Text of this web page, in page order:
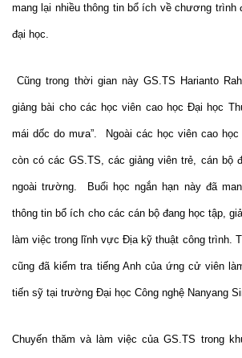
mang lại nhiều thông tin bổ ích về chương trình
đại học.
Cũng trong thời gian này GS.TS Harianto
giảng bài cho các học viên cao học Đại học
mái dốc do mưa”. Ngoài các học viên cao
còn có các GS.TS, các giảng viên trẻ, cán bộ
ngoài trường. Buổi học ngắn hạn này đã
thông tin bổ ích cho các cán bộ đang học tập,
làm việc trong lĩnh vực Địa kỹ thuật công trình.
cũng đã kiểm tra tiếng Anh của ứng cử viên
tiến sỹ tại trường Đại học Công nghệ Nanyang
Chuyến thăm và làm việc của GS.TS trong